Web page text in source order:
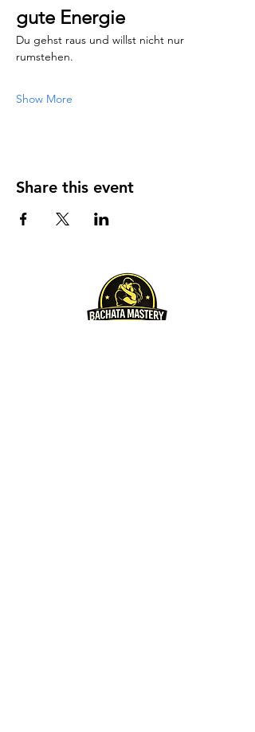
gute Energie
Du gehst raus und willst nicht nur
rumstehen.
Show More
Share this event